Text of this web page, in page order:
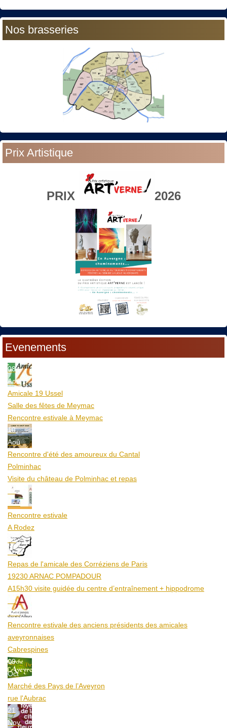
Nos brasseries
Prix Artistique
PRIX 2026
Evenements
08
Aoû
Amicale 19 Ussel
Salle des fêtes de Meymac
Rencontre estivale à Meymac
10
Aoû
Rencontre d'été des amoureux du Cantal
Polminhac
Visite du château de Polminhac et repas
12
Aoû
Rencontre estivale
A Rodez
23
Aoû
Repas de l'amicale des Corréziens de Paris
19230 ARNAC POMPADOUR
A15h30 visite guidée du centre d’entraînement + hippodrome
25
Aoû
Rencontre estivale des anciens présidents des amicales
aveyronnaises
Cabrespines
09
Oct
Marché des Pays de l’Aveyron
rue l'Aubrac
21
Nov